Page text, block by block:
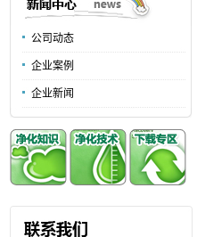
公司动态
企业案例
企业新闻